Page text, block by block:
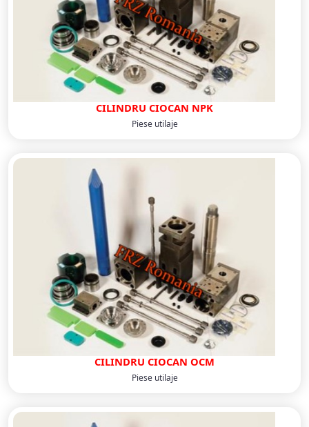
CILINDRU CIOCAN NPK
Piese utilaje
CILINDRU CIOCAN OCM
Piese utilaje